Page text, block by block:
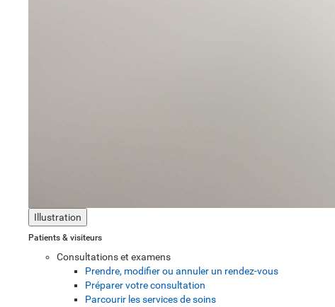
Illustration
Patients & visiteurs
Consultations et examens
Prendre, modifier ou annuler un rendez-vous
Préparer votre consultation
Parcourir les services de soins